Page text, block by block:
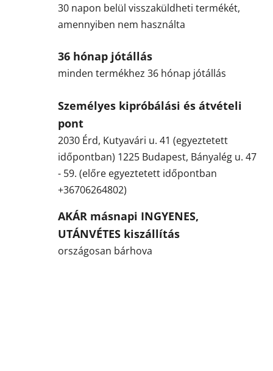
30 napon belül visszaküldheti termékét,
amennyiben nem használta
36 hónap jótállás
minden termékhez 36 hónap jótállás
Személyes kipróbálási és átvételi
pont
2030 Érd, Kutyavári u. 41 (egyeztetett
időpontban) 1225 Budapest, Bányalég u. 47
- 59. (előre egyeztetett időpontban
+36706264802)
AKÁR másnapi INGYENES,
UTÁNVÉTES kiszállítás
országosan bárhova